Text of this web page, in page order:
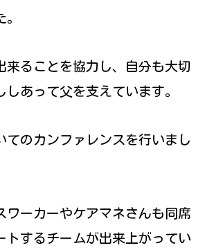
来ることを協力し、自分も大切
しあって父を支えています。
てのカンファレンスを行いまし
ワーカーやケアマネさんも同席
トするチームが出来上がってい